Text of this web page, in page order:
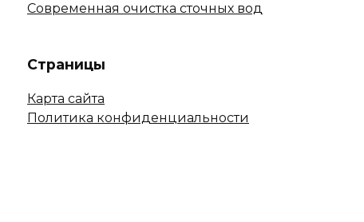
Современная очистка сточных вод
Страницы
Карта сайта
Политика конфиденциальности